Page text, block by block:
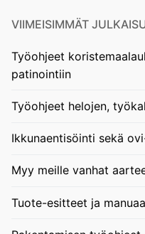
VIIMEISIMMÄT
Työohjeet
patinointiin
Työohjeet helojen,
Ikkunaentisöinti sekä
Myy meille vanhat
Tuote-esitteet ja